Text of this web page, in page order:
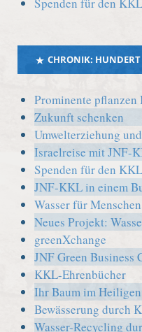
CHRONIK: HUNDERT
Prominente pflanzen
Zukunft schenken
Umwelterziehung
Israelreise mit JNF-
Spenden für den KKL
JNF-KKL in einem
Wasser für Menschen
Neues Projekt:
greenXchange
JNF Green Business
KKL-Ehrenbücher
Ihr Baum im
Bewässerung durch
Wasser-Recycling